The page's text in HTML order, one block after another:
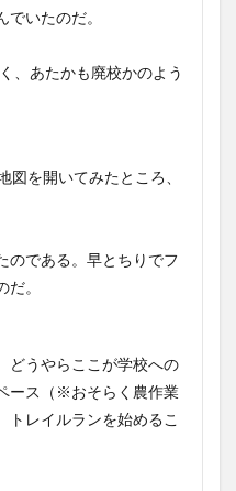
いたのだ。
、あたかも廃校かのよう
図を開いてみたところ、
のである。早とちりでフ
。
どうやらここが学校への
ース（※おそらく農作業
トレイルランを始めるこ